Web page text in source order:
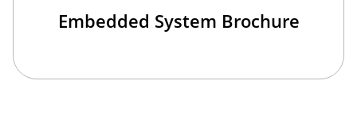
Embedded System Brochure